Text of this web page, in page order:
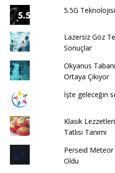
5.5G Teknolojisi
Lazersiz Göz
Sonuçlar
Okyanus
Ortaya Çıkıyor
İşte geleceğin
Klasik
Tatlısı Tanımı
Perseid
Oldu